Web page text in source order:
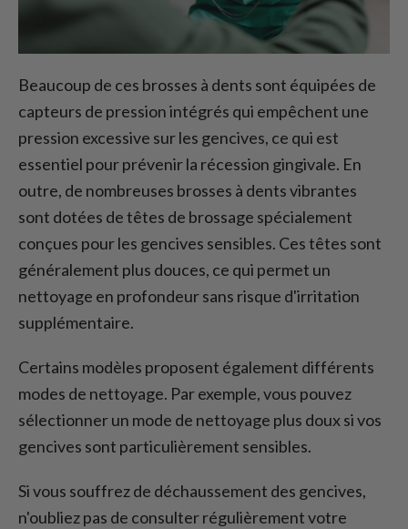
Beaucoup de ces brosses à dents sont équipées de
capteurs de pression intégrés qui empêchent une
pression excessive sur les gencives, ce qui est
essentiel pour prévenir la récession gingivale. En
outre, de nombreuses brosses à dents vibrantes
sont dotées de têtes de brossage spécialement
conçues pour les gencives sensibles. Ces têtes sont
généralement plus douces, ce qui permet un
nettoyage en profondeur sans risque d'irritation
supplémentaire.
Certains modèles proposent également différents
modes de nettoyage. Par exemple, vous pouvez
sélectionner un mode de nettoyage plus doux si vos
gencives sont particulièrement sensibles.
Si vous souffrez de déchaussement des gencives,
n'oubliez pas de consulter régulièrement votre